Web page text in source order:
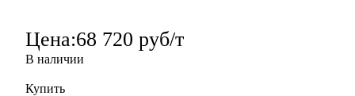
Цена:68 720 руб/т
В наличии
Купить